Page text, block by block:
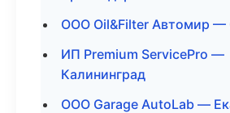
ООО Oil&Filter Автомир —
ИП Premium ServicePro —
Калининград
ООО Garage AutoLab —